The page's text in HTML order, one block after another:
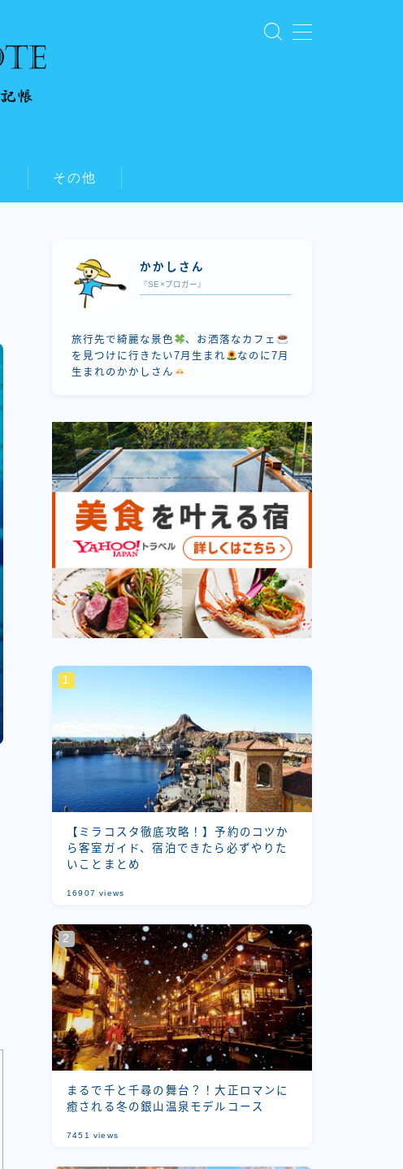
その他
かかしさん
『SE×ブロガー』
旅行先で綺麗な景色
、お洒落なカフェ
を見つけに行きたい7月生まれ
なのに7月
生まれのかかしさん
【ミラコスタ徹底攻略！】予約のコツか
ら客室ガイド、宿泊できたら必ずやりた
いことまとめ
16907 views
まるで千と千尋の舞台？！大正ロマンに
癒される冬の銀山温泉モデルコース
7451 views